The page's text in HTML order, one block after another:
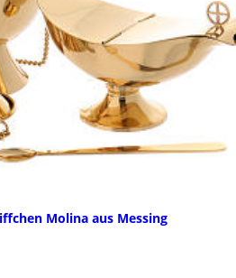
Molina aus Messing